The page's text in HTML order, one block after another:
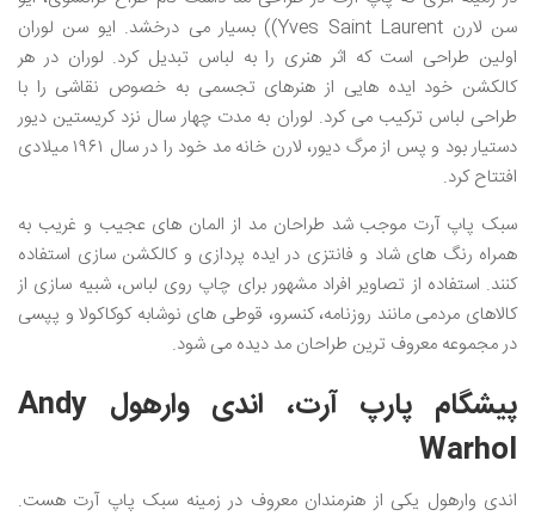
سن لارن Yves Saint Laurent)) بسیار می درخشد. ایو سن لوران
اولین طراحی است که اثر هنری را به لباس تبدیل کرد. لوران در هر
کالکشن خود ایده هایی از هنرهای تجسمی به خصوص نقاشی را با
طراحی لباس ترکیب می کرد. لوران به مدت چهار سال نزد کریستین دیور
دستیار بود و پس از مرگ دیور، لارن خانه مد خود را در سال ۱۹۶۱ میلادی
افتتاح کرد.
سبک پاپ آرت موجب شد طراحان مد از المان های عجیب و غریب به
همراه رنگ های شاد و فانتزی در ایده پردازی و کالکشن سازی استفاده
کنند. استفاده از تصاویر افراد مشهور برای چاپ روی لباس، شبیه سازی از
کالاهای مردمی مانند روزنامه، کنسرو، قوطی های نوشابه کوکاکولا و پپسی
در مجموعه معروف ترین طراحان مد دیده می شود.
پیشگام پارپ آرت، اندی وارهول Andy
Warhol
اندی وارهول یکی از هنرمندان معروف در زمینه سبک پاپ آرت هست.